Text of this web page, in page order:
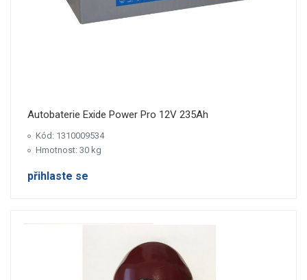
Autobaterie Exide Power Pro 12V 235Ah
Kód: 1310009534
Hmotnost: 30 kg
přihlaste se